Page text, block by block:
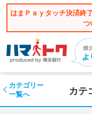
はまＰａｙタッチ決済終
つ
カテ
カテゴリー
一覧へ